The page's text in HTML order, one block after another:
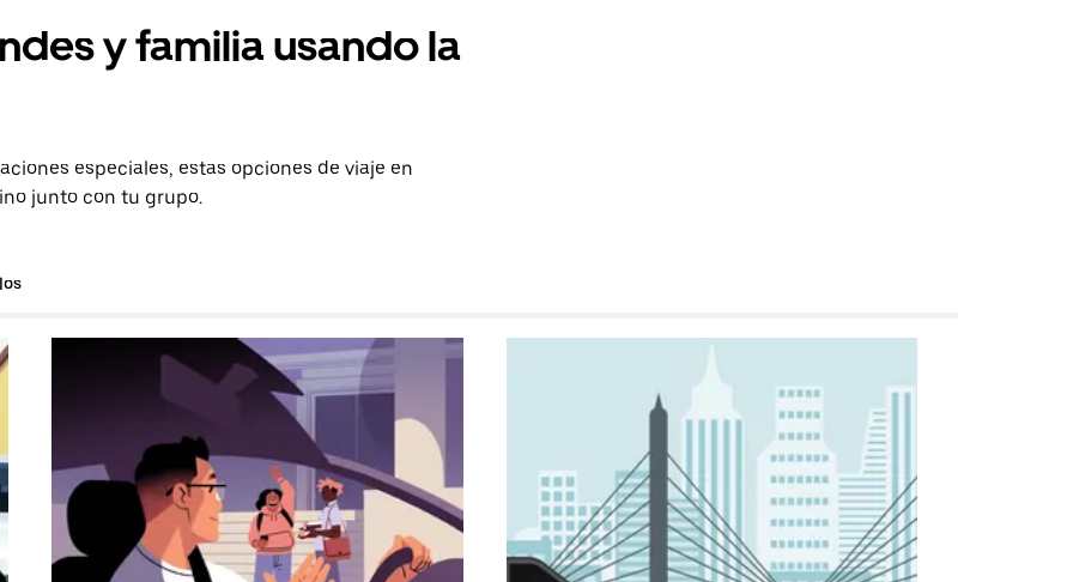
y familia usando la
especiales, estas opciones de viaje en
junto con tu grupo.